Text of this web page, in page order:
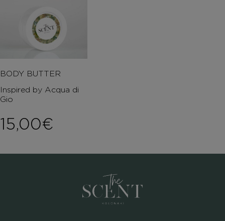
BODY BUTTER
Inspired by Acqua di
Gio
15,00€